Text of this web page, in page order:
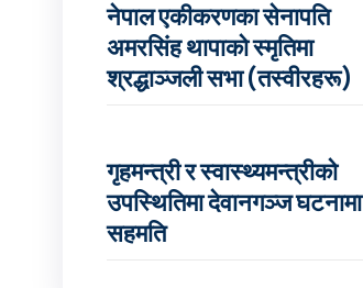
नेपाल एकीकरणका सेनापति
अमरसिंह थापाको स्मृतिमा
श्रद्धाञ्जली सभा (तस्वीरहरू)
गृहमन्त्री र स्वास्थ्यमन्त्रीको
उपस्थितिमा देवानगञ्ज घटनामा
सहमति